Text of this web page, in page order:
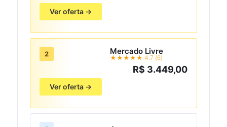
Ver oferta →
2 Mercado Livre
★★★★★ 4.7 (6)
R$ 3.449,00
Ver oferta →